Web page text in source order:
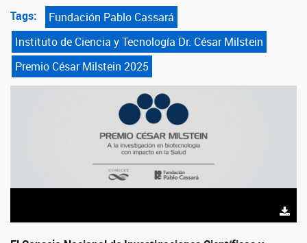
Tags:
Fundación Pablo Cassará
Instituto de Ciencia y Tecnología Dr. César Milstein
Premio César Milstein 2025